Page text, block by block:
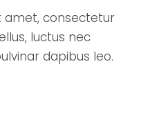
amet, consectetur
luctus nec
dapibus leo.